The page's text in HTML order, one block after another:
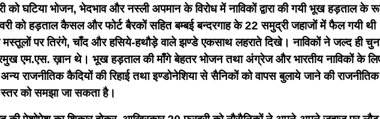
घटिया भोजन, भेदभाव और नस्ली अपमान के विरोध में नाविकों द्वारा की गयी भूख हड़ताल के
को हड़ताल कैसल और फोर्ट बैरकों सहित बम्बई बन्दरगाह के 22 समुद्री जहाजों में फैल गयी
पर तिरंगे, चाँद और हसिये-हथौड़े वाले झण्डे एकसाथ लहराते दिखे। नाविकों ने जल्द ही
एम.एस. ख़ान थे। भूख हड़ताल की माँगे बेहतर भोजन तथा अंग्रेज और भारतीय नाविकों के
राजनीतिक कैदियों की रिहाई तथा इण्डोनेशिया से सैनिकों को वापस बुलाये जाने की
स्तर को समझा जा सकता है।